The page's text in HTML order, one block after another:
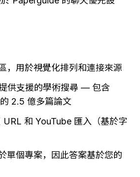
，用於視覺化排列和連接來源
供支援的學術搜尋 — 包含
2.5 億多篇論文
URL 和 YouTube 匯入（基於字
單個專案，因此答案基於您的